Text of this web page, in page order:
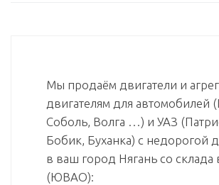
Мы продаём двигатели и
двигателям для автомобилей
Соболь, Волга …) и УАЗ
Бобик, Буханка) с недорогой
в ваш город Нягань со склада
(ЮВАО):